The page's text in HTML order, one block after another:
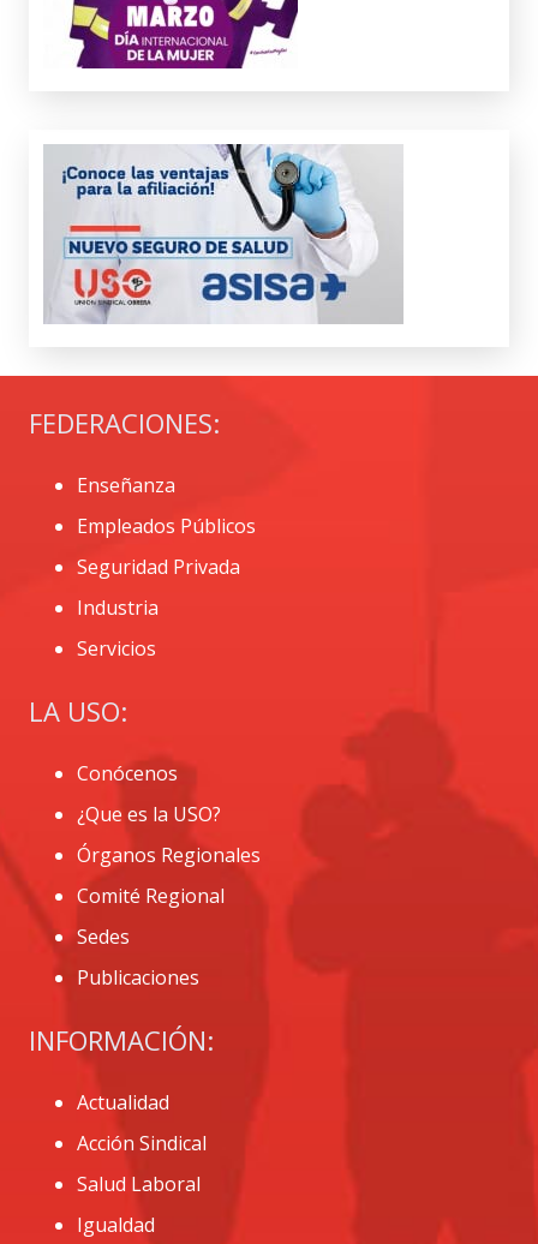
FEDERACIONES:
Enseñanza
Empleados Públicos
Seguridad Privada
Industria
Servicios
LA USO:
Conócenos
¿Que es la USO?
Órganos Regionales
Comité Regional
Sedes
Publicaciones
INFORMACIÓN:
Actualidad
Acción Sindical
Salud Laboral
Igualdad